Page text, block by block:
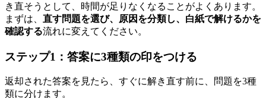
き直そうとして、時間が足りなくなることがよくあります。
まずは、 直す問題を選び、原因を分類し、白紙で解けるかを
確認する流れに変えてください。
ステップ1：答案に3種類の印をつける
返却された答案を見たら、すぐに解き直す前に、問題を3種
類に分けます。